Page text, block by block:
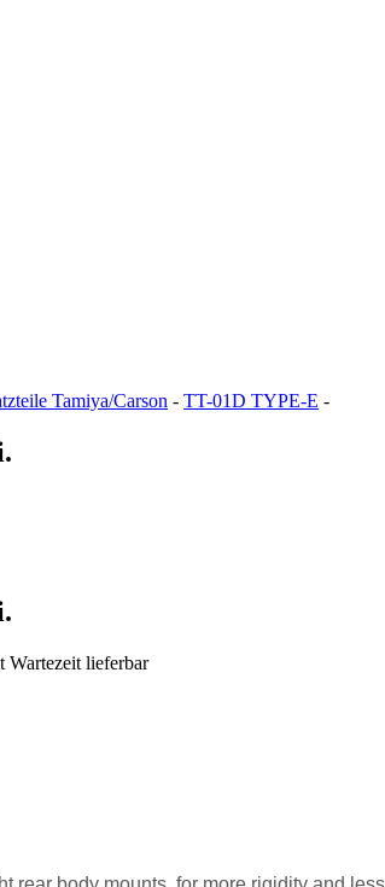
Tamiya/Carson - TT-01D TYPE-E -
Wartezeit lieferbar